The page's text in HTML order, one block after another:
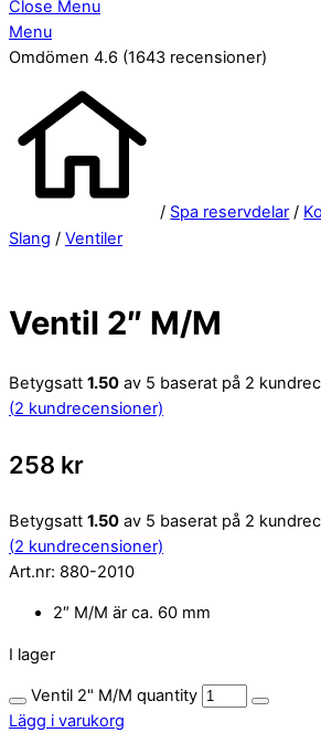
Close Menu
Menu
Omdömen 4.6 (1643 recensioner)
/ Spa reservdelar /
Slang / Ventiler
Ventil 2″ M/M
Betygsatt 1.50 av 5 baserat på 2
(2 kundrecensioner)
258 kr
Betygsatt 1.50 av 5 baserat på 2
(2 kundrecensioner)
Art.nr: 880-2010
2″ M/M är ca. 60 mm
I lager
Ventil 2" M/M quantity
Lägg i varukorg